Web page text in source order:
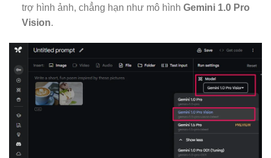
trợ hình ảnh, chẳng hạn như mô hình Gemini 1.0 Pro
Vision.